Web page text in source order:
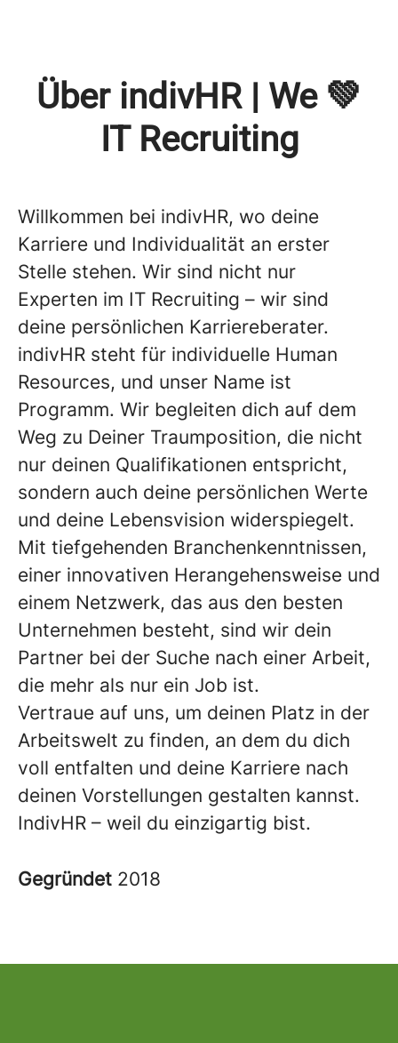
Über indivHR | We 💚
IT Recruiting
Willkommen bei indivHR, wo deine
Karriere und Individualität an erster
Stelle stehen. Wir sind nicht nur
Experten im IT Recruiting – wir sind
deine persönlichen Karriereberater.
indivHR steht für individuelle Human
Resources, und unser Name ist
Programm. Wir begleiten dich auf dem
Weg zu Deiner Traumposition, die nicht
nur deinen Qualifikationen entspricht,
sondern auch deine persönlichen Werte
und deine Lebensvision widerspiegelt.
Mit tiefgehenden Branchenkenntnissen,
einer innovativen Herangehensweise und
einem Netzwerk, das aus den besten
Unternehmen besteht, sind wir dein
Partner bei der Suche nach einer Arbeit,
die mehr als nur ein Job ist.
Vertraue auf uns, um deinen Platz in der
Arbeitswelt zu finden, an dem du dich
voll entfalten und deine Karriere nach
deinen Vorstellungen gestalten kannst.
IndivHR – weil du einzigartig bist.
Gegründet 2018